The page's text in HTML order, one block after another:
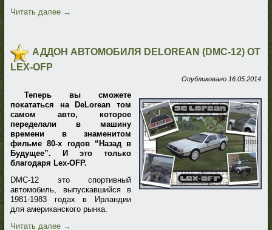
Читать далее →
АДДОН АВТОМОБИЛЯ DELOREAN (DMC-12) ОТ
LEX-OFP
Опубликовано 16.05.2014
Теперь вы сможете
покататься на DeLorean том
самом авто, которое
переделали в машину
времени в знаменитом
фильме 80-х годов “Назад в
Будущее”. И это только
благодаря Lex-OFP.
DMC-12 это спортивный
автомобиль, выпускавшийся в
1981-1983 годах в Ирландии
для американского рынка.
Читать далее →